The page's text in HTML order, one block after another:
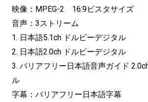
映像：MPEG-2 16:9ビスタサイズ
音声：3ストリーム
1. 日本語5.1ch ドルビーデジタル
2. 日本語2.0ch ドルビーデジタル
3. バリアフリー日本語音声ガイド
ル
字幕：バリアフリー日本語字幕